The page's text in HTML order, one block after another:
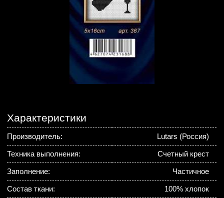
Характеристики
Производитель: Lutars (Россия)
Техника выполнения: Счетный крест
Заполнение: Частичное
Состав ткани: 100% хлопок